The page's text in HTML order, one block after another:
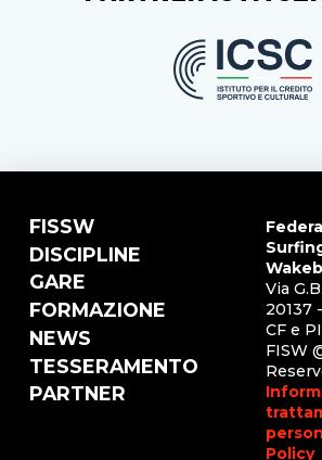
FISSW
DISCIPLINE
GARE
FORMAZIONE
NEWS
TESSERAMENTO
PARTNER
Via
20137
CF e
FISW
Policy